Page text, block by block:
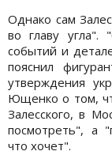
Однако сам
во главу угла".
событий и
пояснил
утверждения
Ющенко о том,
Залесского, в
посмотреть", а
что хочет".